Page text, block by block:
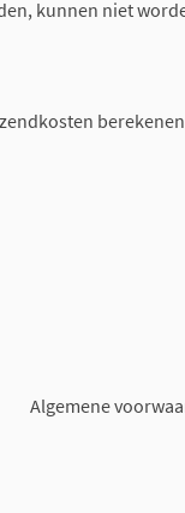
kunnen niet
Algemene